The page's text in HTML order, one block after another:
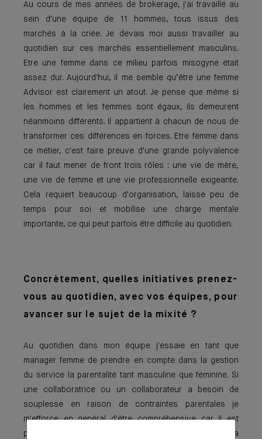
Au cours de mes années de brokerage, j'ai travaillé au
sein d'une équipe de 11 hommes, tous issus des
marchés à la criée. Je devais moi aussi travailler au
quotidien sur ces marchés essentiellement masculins.
Etre une femme dans ce milieu parfois misogyne était
assez dur. Aujourd'hui, il me semble qu’être une femme
Advisor est clairement un atout. Je pense que même si
les hommes et les femmes sont égaux, ils demeurent
néanmoins différents. Il appartient à chacun de nous de
transformer ces différences en forces. Etre femme dans
ce métier, c'est faire preuve d'une grande polyvalence
car il faut mener de front trois rôles : une vie de mère,
une vie de femme et une vie professionnelle exigeante.
Cela requiert beaucoup d'organisation, laisse peu de
temps pour soi et mobilise une charge mentale
importante, ce qui peut parfois être difficile au quotidien.
Concrètement, quelles initiatives prenez-
vous au quotidien, avec vos équipes, pour
avancer sur le sujet de la mixité ?
Au quotidien dans mon équipe j'essaie en tant que
manager femme de prendre en compte dans la gestion
du service la parentalité tant masculine que féminine. Si
une collaboratrice ou un collaborateur a besoin de
souplesse en raison de contraintes parentales je
m'efforce en général d'être compréhensive car il est
parfois difficile de conjuguer une vie de mère/père et la